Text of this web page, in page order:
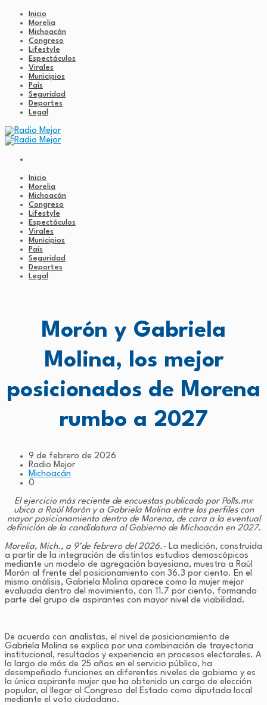
Inicio
Morelia
Michoacán
Congreso
Lifestyle
Espectáculos
Virales
Municipios
País
Seguridad
Deportes
Legal
Inicio
Morelia
Michoacán
Congreso
Lifestyle
Espectáculos
Virales
Municipios
País
Seguridad
Deportes
Legal
Morón y Gabriela
Molina, los mejor
posicionados de Morena
rumbo a 2027
9 de febrero de 2026
Radio Mejor
Michoacán
0
El ejercicio más reciente de encuestas publicado por Polls.mx
ubica a Raúl Morón y a Gabriela Molina entre los perfiles con
mayor posicionamiento dentro de Morena, de cara a la eventual
definición de la candidatura al Gobierno de Michoacán en 2027.
Morelia, Mich., a 9’de febrero del 2026.- La medición, construida
a partir de la integración de distintos estudios demoscópicos
mediante un modelo de agregación bayesiana, muestra a Raúl
Morón al frente del posicionamiento con 36.3 por ciento. En el
mismo análisis, Gabriela Molina aparece como la mujer mejor
evaluada dentro del movimiento, con 11.7 por ciento, formando
parte del grupo de aspirantes con mayor nivel de viabilidad.
De acuerdo con analistas, el nivel de posicionamiento de
Gabriela Molina se explica por una combinación de trayectoria
institucional, resultados y experiencia en procesos electorales. A
lo largo de más de 25 años en el servicio público, ha
desempeñado funciones en diferentes niveles de gobierno y es
la única aspirante mujer que ha obtenido un cargo de elección
popular, al llegar al Congreso del Estado como diputada local
mediante el voto ciudadano.